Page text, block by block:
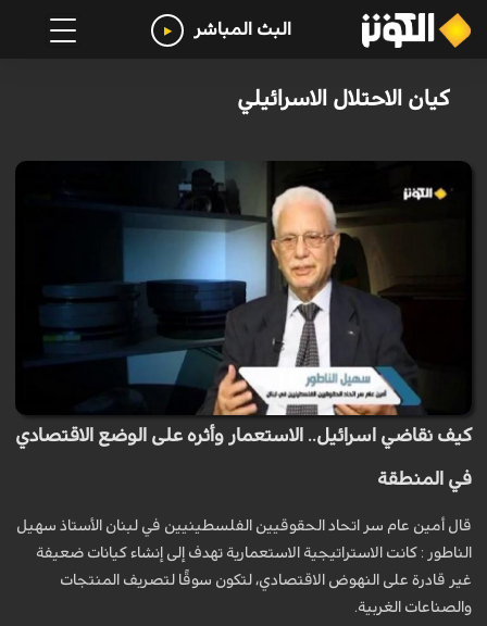
البث المباشر
كيان الاحتلال الاسرائيلي
كيف نقاضي اسرائيل.. الاستعمار وأثره على الوضع الاقتصادي
في المنطقة
قال أمين عام سر اتحاد الحقوقيين الفلسطينيين في لبنان الأستاذ سهيل
الناطور : كانت الاستراتيجية الاستعمارية تهدف إلى إنشاء كيانات ضعيفة
غير قادرة على النهوض الاقتصادي، لتكون سوقًا لتصريف المنتجات
والصناعات الغربية.